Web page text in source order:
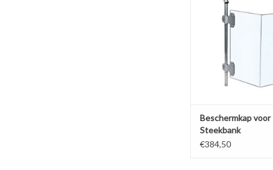
Beschermkap voor
Steekbank
€384,50